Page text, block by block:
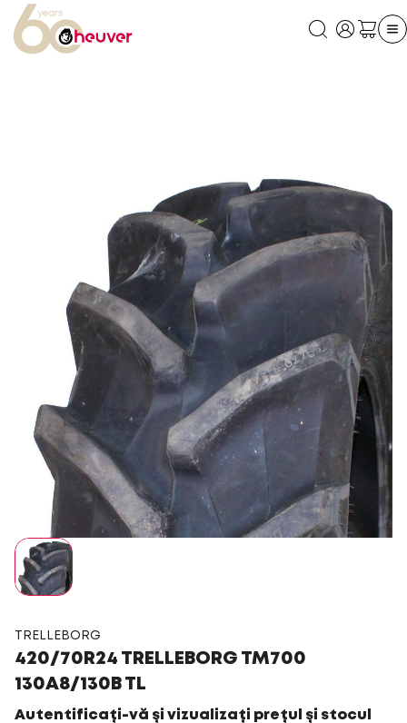
TRELLEBORG
420/70R24 TRELLEBORG TM700
130A8/130B TL
Autentificați-vă și vizualizați prețul și stocul